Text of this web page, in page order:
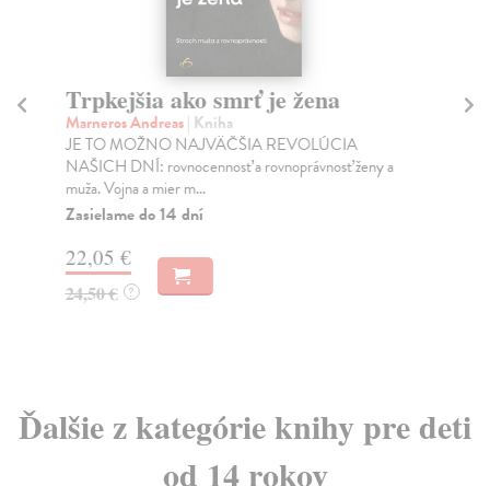
Trpkejšia ako smrť je žena
Marneros Andreas| Kniha
JE TO MOŽNO NAJVÄČŠIA REVOLÚCIA
NAŠICH DNÍ: rovnocennosť a rovnoprávnosť ženy a
muža. Vojna a mier m...
Zasielame do 14 dní
22,05 €
24,50 € ?
Ďalšie z kategórie knihy pre deti
od 14 rokov